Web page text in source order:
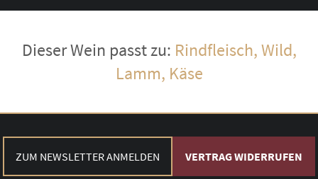
Dieser Wein passt zu: Rindfleisch, Wild,
Lamm, Käse
ZUM NEWSLETTER ANMELDEN VERTRAG WIDERRUFEN